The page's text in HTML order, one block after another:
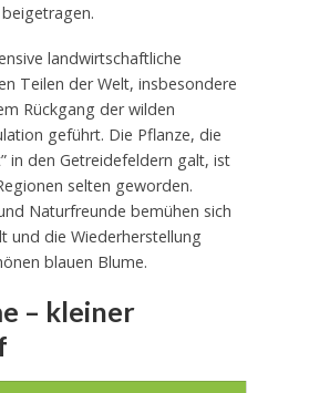
landwirtschaftliche
Teilen der Welt, insbesondere
Rückgang der wilden
geführt. Die Pflanze, die
in den Getreidefeldern galt, ist
selten geworden.
Naturfreunde bemühen sich
und die Wiederherstellung
blauen Blume.
– kleiner